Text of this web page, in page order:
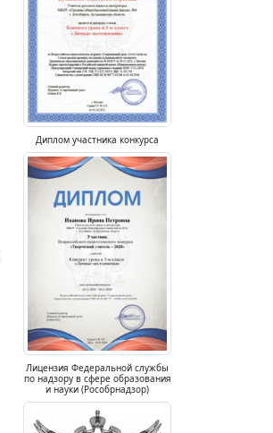
Диплом участника конкурса
Лицензия Федеральной службы
по надзору в сфере образования
и науки (Рособрнадзор)